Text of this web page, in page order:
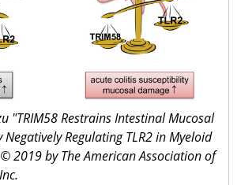
"TRIM58 Restrains Intestinal Mucosal
Regulating TLR2 in Myeloid
2019 by The American Association of